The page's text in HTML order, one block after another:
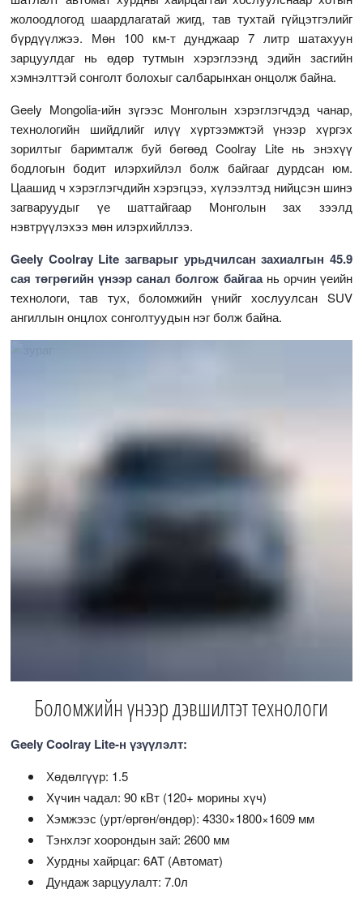
жолоодлогод шаардлагатай жигд, тав тухтай гүйцэтгэлийг
бүрдүүлжээ. Мөн 100 км-т дунджаар 7 литр шатахуун
зарцуулдаг нь өдөр тутмын хэрэглээнд эдийн засгийн
хэмнэлттэй сонголт болохыг салбарынхан онцолж байна.
Geely Mongolia-ийн зүгээс Монголын хэрэглэгчдэд чанар,
технологийн шийдлийг илүү хүртээмжтэй үнээр хүргэх
зорилтыг баримталж буй бөгөөд Coolray Lite нь энэхүү
бодлогын бодит илэрхийлэл болж байгааг дурдсан юм.
Цаашид ч хэрэглэгчдийн хэрэгцээ, хүлээлтэд нийцсэн шинэ
загваруудыг үе шаттайгаар Монголын зах зээлд
нэвтрүүлэхээ мөн илэрхийллээ.
Geely Coolray Lite загварыг урьдчилсан захиалгын 45.9
сая төгрөгийн үнээр санал болгож байгаа нь орчин үеийн
технологи, тав тух, боломжийн үнийг хослуулсан SUV
ангиллын онцлох сонголтуудын нэг болж байна.
Боломжийн үнээр дэвшилтэт технологи
Geely Coolray Lite-н үзүүлэлт:
Хөдөлгүүр: 1.5
Хүчин чадал: 90 кВт (120+ морины хүч)
Хэмжээс (урт/өргөн/өндөр): 4330×1800×1609 мм
Тэнхлэг хоорондын зай: 2600 мм
Хурдны хайрцаг: 6AT (Автомат)
Дундаж зарцуулалт: 7.0л